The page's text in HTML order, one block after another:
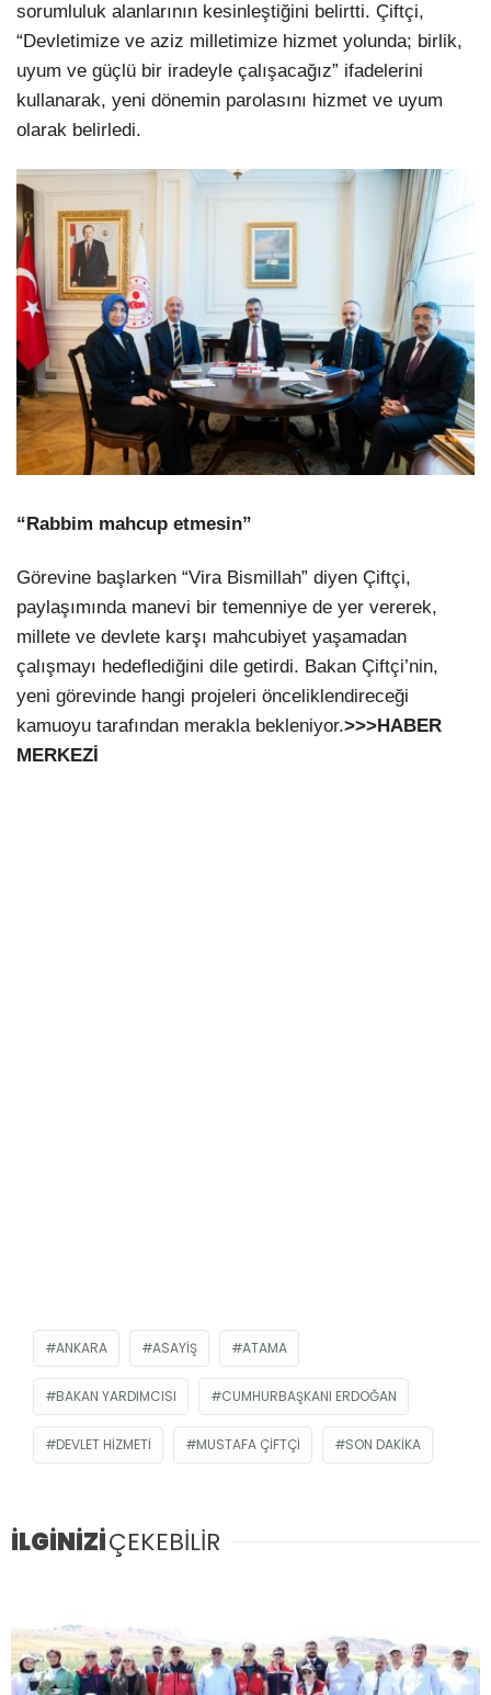
sorumluluk alanlarının kesinleştiğini belirtti. Çiftçi,
“Devletimize ve aziz milletimize hizmet yolunda; birlik,
uyum ve güçlü bir iradeyle çalışacağız” ifadelerini
kullanarak, yeni dönemin parolasını hizmet ve uyum
olarak belirledi.
“Rabbim mahcup etmesin”
Görevine başlarken “Vira Bismillah” diyen Çiftçi,
paylaşımında manevi bir temenniye de yer vererek,
millete ve devlete karşı mahcubiyet yaşamadan
çalışmayı hedeflediğini dile getirdi. Bakan Çiftçi’nin,
yeni görevinde hangi projeleri önceliklendireceği
kamuoyu tarafından merakla bekleniyor.>>>HABER
MERKEZİ
ANKARA ASAYIŞ ATAMA
BAKAN YARDIMCISI CUMHURBAŞKANI ERDOĞAN
DEVLET HIZMETI MUSTAFA ÇIFTÇI SON DAKIKA
İLGİNİZİÇEKEBİLİR